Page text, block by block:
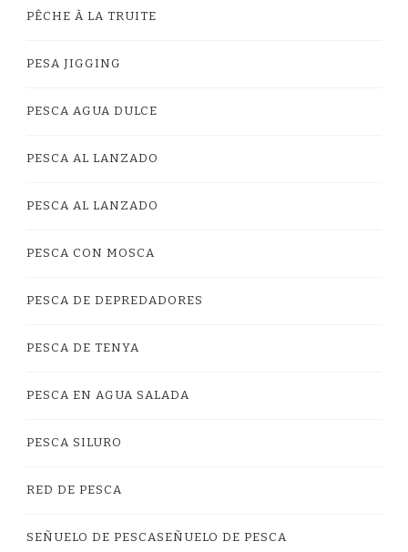
PÊCHE À LA TRUITE
PESA JIGGING
PESCA AGUA DULCE
PESCA AL LANZADO
PESCA AL LANZADO
PESCA CON MOSCA
PESCA DE DEPREDADORES
PESCA DE TENYA
PESCA EN AGUA SALADA
PESCA SILURO
RED DE PESCA
SEÑUELO DE PESCASEÑUELO DE PESCA